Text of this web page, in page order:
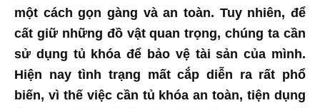
một cách gọn gàng và an toàn. Tuy nhiên, để
cất giữ những đồ vật quan trọng, chúng ta cần
sử dụng tủ khóa để bảo vệ tài sản của mình.
Hiện nay tình trạng mất cắp diễn ra rất phổ
biến, vì thế việc cần tủ khóa an toàn, tiện dụng